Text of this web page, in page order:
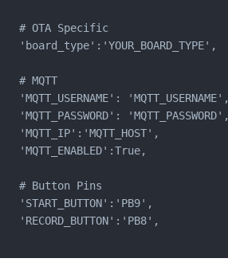
# OTA Specific
'board_type':'YOUR_BOARD_TYPE',
# MQTT
'MQTT_USERNAME': 'MQTT_USERNAME',
'MQTT_PASSWORD': 'MQTT_PASSWORD',
'MQTT_IP':'MQTT_HOST',
'MQTT_ENABLED':True,
# Button Pins
'START_BUTTON':'PB9',
'RECORD_BUTTON':'PB8',